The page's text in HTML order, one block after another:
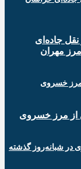
جاده‌ای
مهران
از مرز خسروی